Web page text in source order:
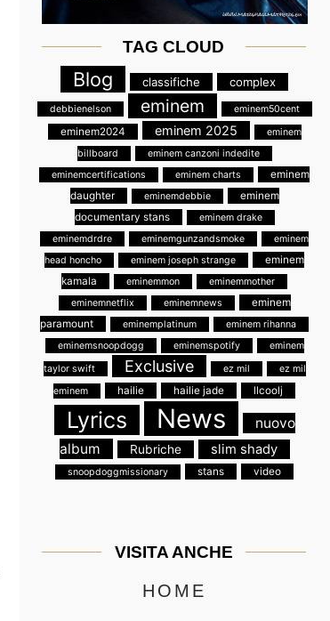
TAG CLOUD
Blog classifiche complex
debbienelson eminem eminem50cent
eminem2024 eminem 2025
eminem
billboard
eminem canzoni indedite
eminemcertifications
eminem charts
eminem
daughter
eminemdebbie
eminem
documentary stans
eminem drake
eminemdrdre
eminemgunzandsmoke
eminem
head honcho
eminem joseph strange
eminem
kamala
eminemmon
eminemmother
eminemnetflix
eminemnews
eminem
paramount
eminemplatinum
eminem rihanna
eminemsnoopdogg
eminemspotify
eminem
taylor swift
Exclusive ez mil
ez mil
eminem
hailie hailie jade llcoolj
Lyrics News
nuovo
album
Rubriche slim shady
snoopdoggmissionary stans video
VISITA ANCHE
HOME